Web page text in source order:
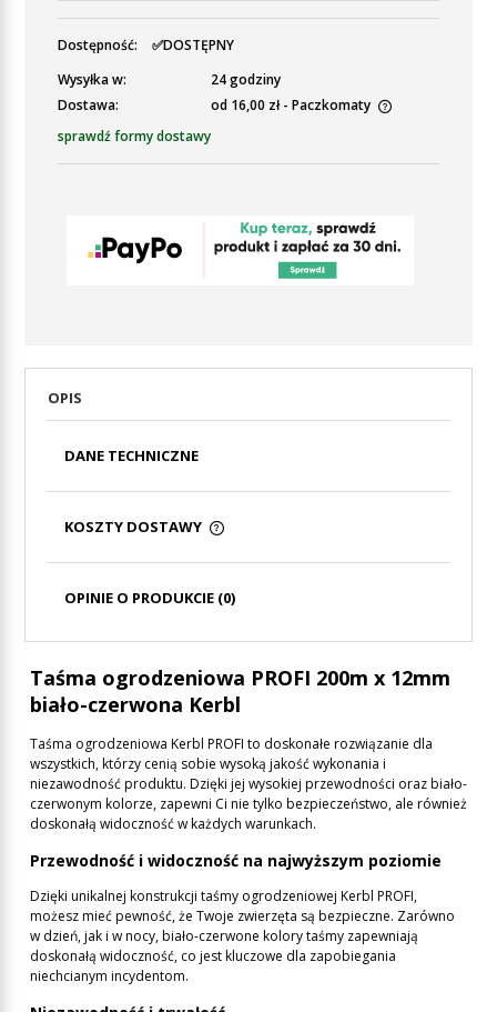
Dostępność:
✅DOSTĘPNY
Wysyłka w:
24 godziny
Dostawa:
od 16,00 zł - Paczkomaty
Cena nie zawiera ewentualnych kosztów płatności
sprawdź formy dostawy
OPIS
DANE TECHNICZNE
KOSZTY DOSTAWY
OPINIE O PRODUKCIE (0)
Taśma ogrodzeniowa PROFI 200m x 12mm
biało-czerwona Kerbl
Taśma ogrodzeniowa Kerbl PROFI to doskonałe rozwiązanie dla
wszystkich, którzy cenią sobie wysoką jakość wykonania i
niezawodność produktu. Dzięki jej wysokiej przewodności oraz biało-
czerwonym kolorze, zapewni Ci nie tylko bezpieczeństwo, ale również
doskonałą widoczność w każdych warunkach.
Przewodność i widoczność na najwyższym poziomie
Dzięki unikalnej konstrukcji taśmy ogrodzeniowej Kerbl PROFI,
możesz mieć pewność, że Twoje zwierzęta są bezpieczne. Zarówno
w dzień, jak i w nocy, biało-czerwone kolory taśmy zapewniają
doskonałą widoczność, co jest kluczowe dla zapobiegania
niechcianym incydentom.